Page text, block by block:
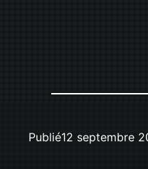
Publié12 septembre